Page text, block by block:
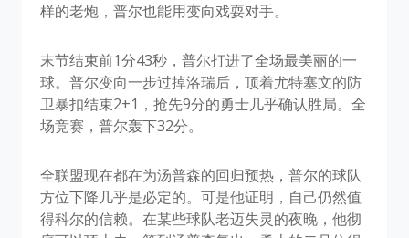
样的老炮，普尔也能用变向戏耍对手。
末节结束前1分43秒，普尔打进了全场最美丽的一
球。普尔变向一步过掉洛瑞后，顶着尤特塞文的防
卫暴扣结束2+1，抢先9分的勇士几乎确认胜局。全
场竞赛，普尔轰下32分。
全联盟现在都在为汤普森的回归预热，普尔的球队
方位下降几乎是必定的。可是他证明，自己仍然值
得科尔的信赖。在某些球队老迈失灵的夜晚，他彻